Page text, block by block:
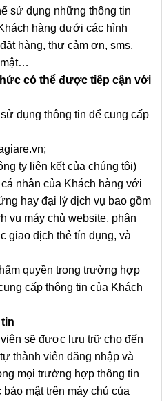
sử dụng những thông tin
hàng dưới các hình
hàng, thư cảm ơn, sms,
mật…
có thể được tiếp cận với
dụng thông tin để cung cấp
ty liên kết của chúng tôi)
nhân của Khách hàng với
hay đại lý dịch vụ bao gồm
vụ máy chủ website, phân
giao dịch thẻ tín dụng, và
quyền trong trường hợp
cấp thông tin của Khách
sẽ được lưu trữ cho đến
thành viên đăng nhập và
mọi trường hợp thông tin
mật trên máy chủ của